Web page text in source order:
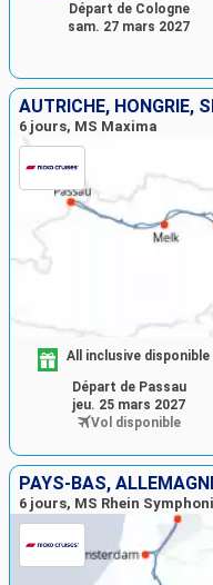
Départ de Cologne
sam. 27 mars 2027
AUTRICHE, HONGRIE,
6 jours, MS Maxima
All inclusive disponible
Départ de Passau
jeu. 25 mars 2027
Vol disponible
PAYS-BAS,
6 jours, MS Rhein